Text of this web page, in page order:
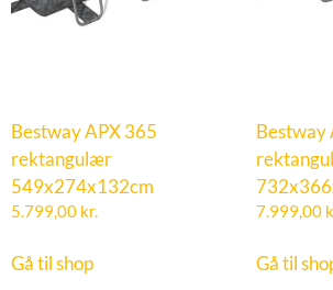
Bestway APX 365
rektangulær
549x274x132cm
5.799,00 kr.
Gå til shop
Bestway
7.999,00
Gå til